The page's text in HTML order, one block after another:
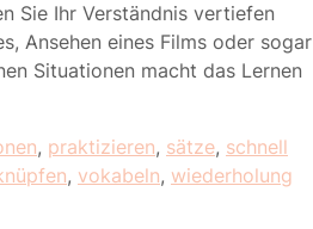
Sie Ihr Verständnis vertiefen
Ansehen eines Films oder sogar
Situationen macht das Lernen
, praktizieren, sätze, schnell
, vokabeln, wiederholung